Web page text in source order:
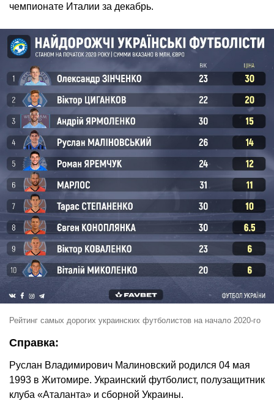
чемпионате Италии за декабрь.
Рейтинг самых дорогих украинских футболистов на начало 2020-го
Справка:
Руслан Владимирович Малиновский родился 04 мая
1993 в Житомире. Украинский футболист, полузащитник
клуба «Аталанта» и сборной Украины.